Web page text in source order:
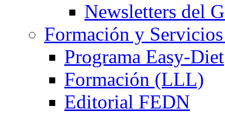
Newsletters del
Formación y
Programa Easy-Diet
Formación (LLL)
Editorial FEDN